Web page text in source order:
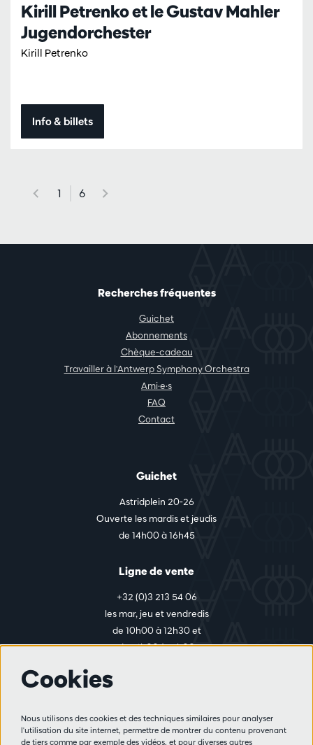
Kirill Petrenko et le Gustav Mahler
Jugendorchester
Kirill Petrenko
Info & billets
1 6
Recherches fréquentes
Guichet
Abonnements
Chèque-cadeau
Travailler à l'Antwerp Symphony Orchestra
Ami·e·s
FAQ
Contact
Guichet
Astridplein 20-26
Ouverte les mardis et jeudis
de 14h00 à 16h45
Ligne de vente
+32 (0)3 213 54 06
les mar, jeu et vendredis
de 10h00 à 12h30 et
de 14h00 à 17h00
Règlement des visiteurs
Cookies
Nous utilisons des cookies et des techniques similaires pour analyser
l'utilisation du site internet, permettre de montrer du contenu provenant
de tiers comme par exemple des vidéos, et pour diverses autres